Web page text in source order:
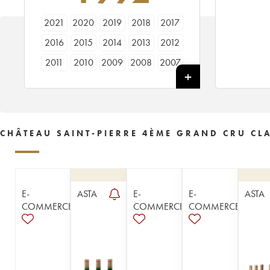
2021 2020 2019 2018
2017
2016
2015 2014 2013
2012
2011
2010 2009 2008
2007
1980 1979
1976
1974 1971
1970
1959
CHÂTEAU SAINT-PIERRE 4ÈME GRAND CRU
E-
COMMERCE
ASTA
E-
COMMERCE
E-
COMMERCE
ASTA